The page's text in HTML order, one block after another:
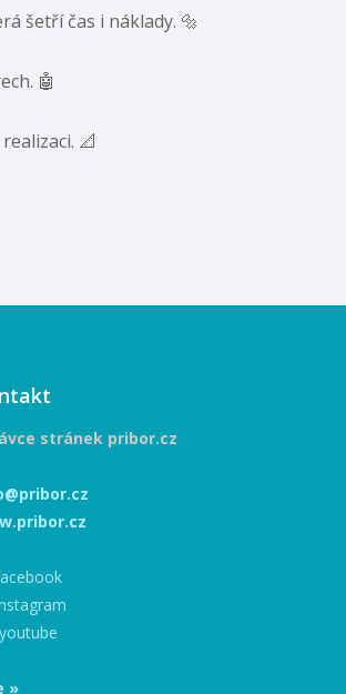
šetří čas i náklady. 🔩
🤖
📐
stránek pribor.cz
youtube
»